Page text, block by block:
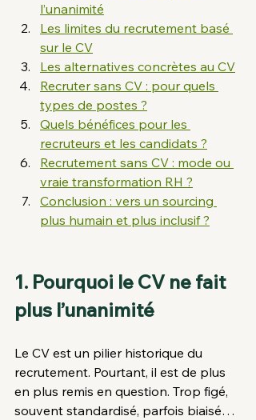
l’unanimité
Les limites du recrutement basé
sur le CV
Les alternatives concrètes au CV
Recruter sans CV : pour quels
types de postes ?
Quels bénéfices pour les
recruteurs et les candidats ?
Recrutement sans CV : mode ou
vraie transformation RH ?
Conclusion : vers un sourcing
plus humain et plus inclusif ?
1. Pourquoi le CV ne fait
plus l’unanimité
Le CV est un pilier historique du
recrutement. Pourtant, il est de plus
en plus remis en question. Trop figé,
souvent standardisé, parfois biaisé…